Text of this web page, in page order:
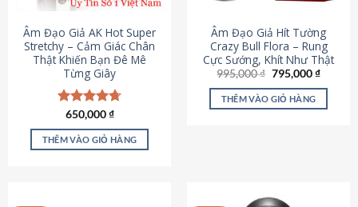
Âm Đạo Giả AK Hot Super
Stretchy – Cảm Giác Chân
Thật Khiến Bạn Đê Mê
Từng Giây
Được xếp
hạng4.75
5 sao
650,000₫
THÊM VÀO GIỎ HÀNG
Âm Đạo Giả Hít Tường
Crazy Bull Flora – Rung
Cực Sướng, Khít Như Thật
995,000₫ Giá
là:
995,000 ₫.
795,000₫Giá
tại
THÊM VÀO GIỎ HÀNG